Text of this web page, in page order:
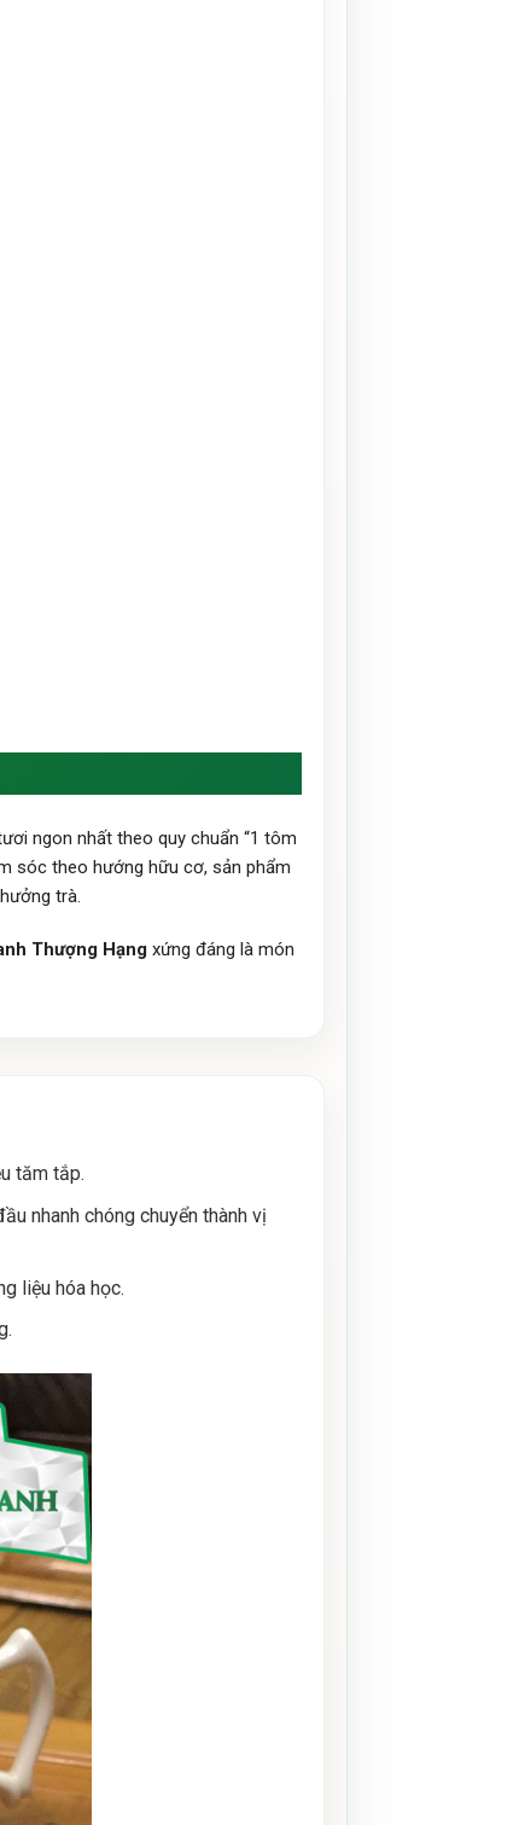
ngon nhất theo quy chuẩn “1 tôm
sóc theo hướng hữu cơ, sản phẩm
trà.
Thượng Hạng xứng đáng là món
tăm tắp.
nhanh chóng chuyển thành vị
liệu hóa học.